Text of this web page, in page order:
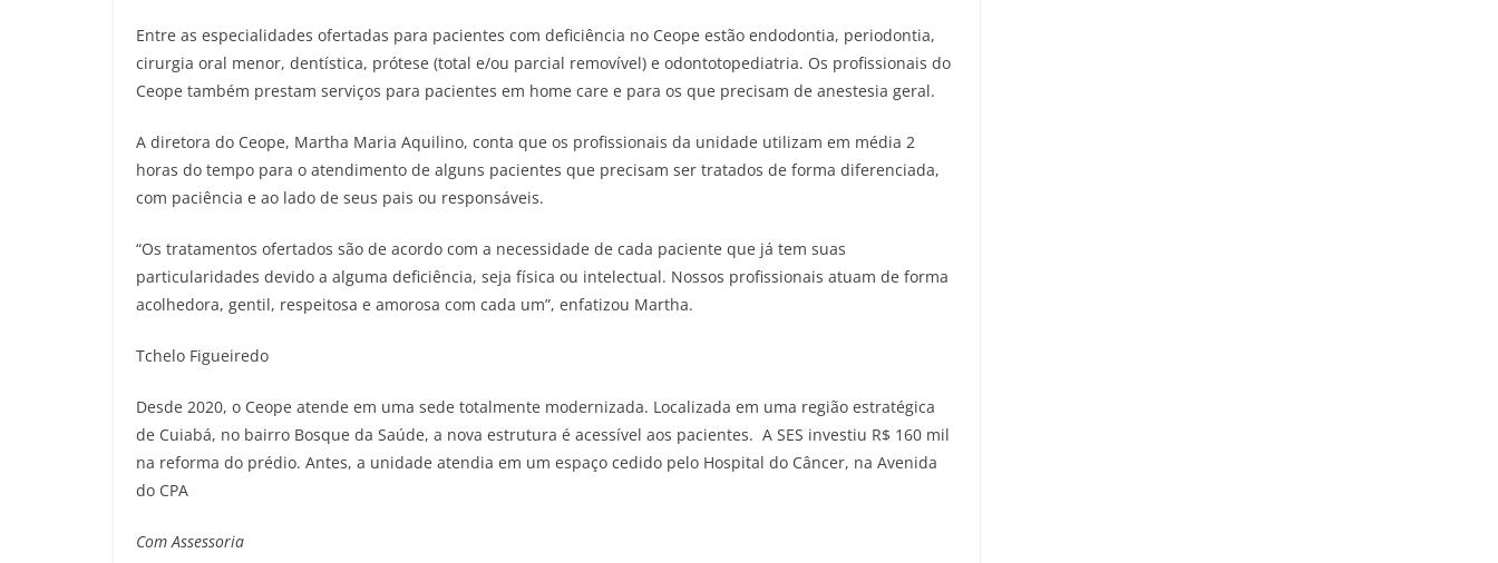
Entre as especialidades ofertadas para pacientes com deficiência no Ceope estão endodontia, periodontia,
cirurgia oral menor, dentística, prótese (total e/ou parcial removível) e odontotopediatria. Os profissionais do
Ceope também prestam serviços para pacientes em home care e para os que precisam de anestesia geral.
A diretora do Ceope, Martha Maria Aquilino, conta que os profissionais da unidade utilizam em média 2
horas do tempo para o atendimento de alguns pacientes que precisam ser tratados de forma diferenciada,
com paciência e ao lado de seus pais ou responsáveis.
“Os tratamentos ofertados são de acordo com a necessidade de cada paciente que já tem suas
particularidades devido a alguma deficiência, seja física ou intelectual. Nossos profissionais atuam de forma
acolhedora, gentil, respeitosa e amorosa com cada um”, enfatizou Martha.
Tchelo Figueiredo
Desde 2020, o Ceope atende em uma sede totalmente modernizada. Localizada em uma região estratégica
de Cuiabá, no bairro Bosque da Saúde, a nova estrutura é acessível aos pacientes. A SES investiu R$ 160 mil
na reforma do prédio. Antes, a unidade atendia em um espaço cedido pelo Hospital do Câncer, na Avenida
do CPA
Com Assessoria